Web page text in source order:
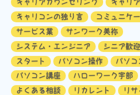
キャリアカウンセリング
キャリ
キャリコンの独り言
コミュニケ
サービス業
サンワーク美祢
システム・エンジニア
シニア歓迎
スタート
パソコン操作
パソコ
パソコン講座
ハローワーク宇部
よくある相談
リカレント リサ